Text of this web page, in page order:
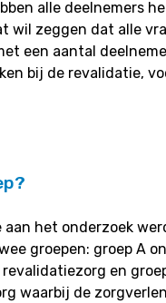
alle deelnemers
wil zeggen dat alle
een aantal
bij de revalidatie,
aan het onderzoek
groepen: groep A
en
waarbij de